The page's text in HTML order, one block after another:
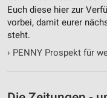
Euch diese hier zur
vorbei, damit eurer
steht.
› PENNY Prospekt für